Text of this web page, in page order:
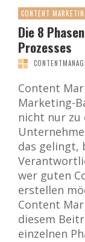
CONTENT
Die 8
Prozesses
Content
Marketing-
nicht nur zu
das gelingt,
wer guten
erstellen
Content
diesem
einzelnen